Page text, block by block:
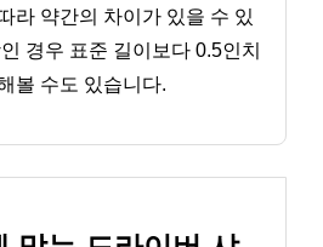
라 약간의 차이가 있을 수 있
경우 표준 길이보다 0.5인치
볼 수도 있습니다.